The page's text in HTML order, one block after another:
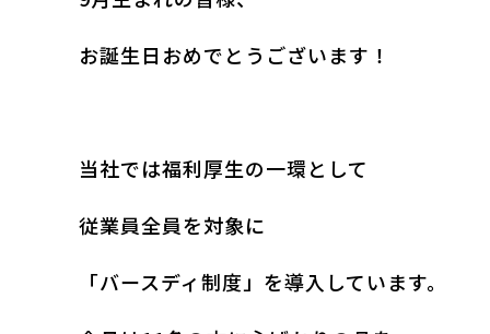
お誕生日おめでとうございます！
当社では福利厚生の一環として
従業員全員を対象に
「バースディ制度」を導入しています。